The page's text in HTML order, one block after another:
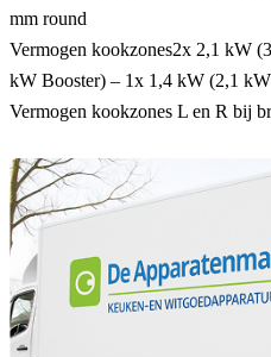
mm round
Vermogen kookzones2x 2,1 kW
kW Booster) – 1x 1,4 kW (2,1
Vermogen kookzones L en R bij